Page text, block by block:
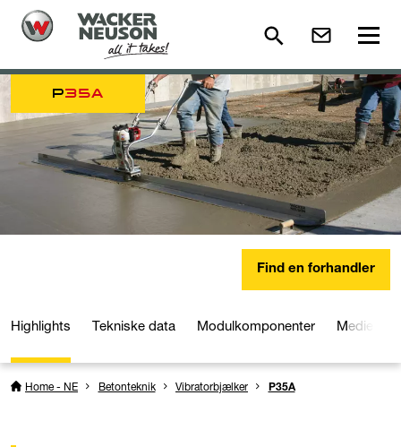
P35A
Find en forhandler
Highlights Tekniske data Modulkomponenter Medier
Home - NE Betonteknik Vibratorbjælker P35A